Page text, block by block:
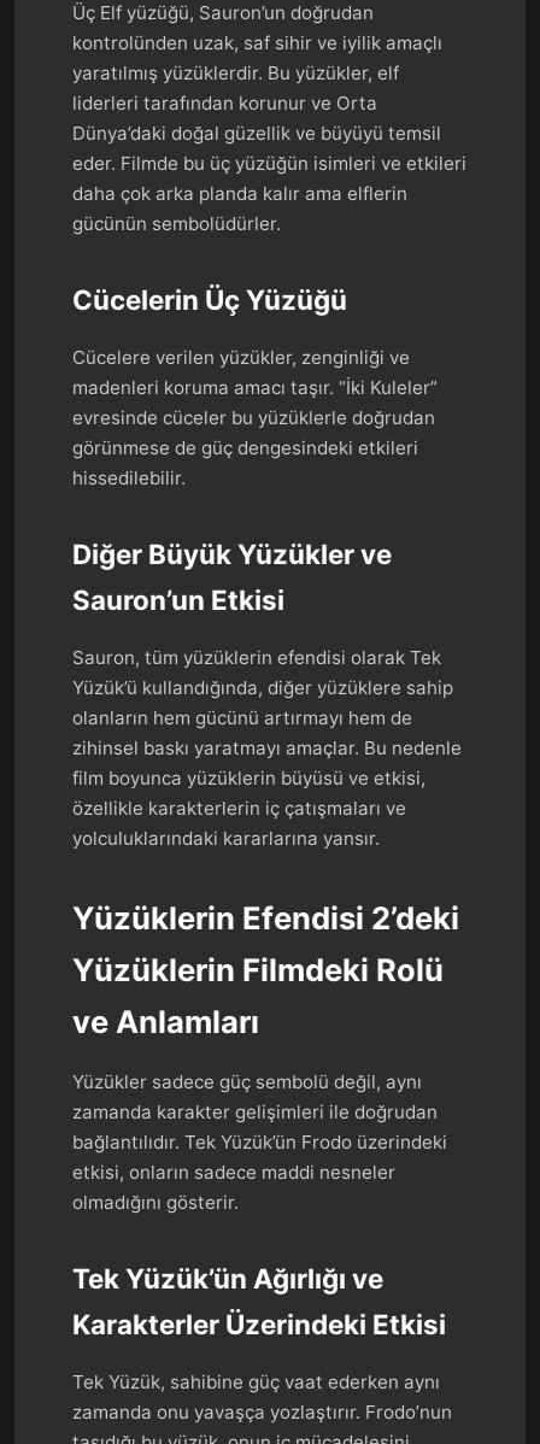
Üç Elf yüzüğü, Sauron’un doğrudan
kontrolünden uzak, saf sihir ve iyilik amaçlı
yaratılmış yüzüklerdir. Bu yüzükler, elf
liderleri tarafından korunur ve Orta
Dünya’daki doğal güzellik ve büyüyü temsil
eder. Filmde bu üç yüzüğün isimleri ve etkileri
daha çok arka planda kalır ama elflerin
gücünün sembolüdürler.
Cücelerin Üç Yüzüğü
Cücelere verilen yüzükler, zenginliği ve
madenleri koruma amacı taşır. “İki Kuleler”
evresinde cüceler bu yüzüklerle doğrudan
görünmese de güç dengesindeki etkileri
hissedilebilir.
Diğer Büyük Yüzükler ve
Sauron’un Etkisi
Sauron, tüm yüzüklerin efendisi olarak Tek
Yüzük’ü kullandığında, diğer yüzüklere sahip
olanların hem gücünü artırmayı hem de
zihinsel baskı yaratmayı amaçlar. Bu nedenle
film boyunca yüzüklerin büyüsü ve etkisi,
özellikle karakterlerin iç çatışmaları ve
yolculuklarındaki kararlarına yansır.
Yüzüklerin Efendisi 2’deki
Yüzüklerin Filmdeki Rolü
ve Anlamları
Yüzükler sadece güç sembolü değil, aynı
zamanda karakter gelişimleri ile doğrudan
bağlantılıdır. Tek Yüzük’ün Frodo üzerindeki
etkisi, onların sadece maddi nesneler
olmadığını gösterir.
Tek Yüzük’ün Ağırlığı ve
Karakterler Üzerindeki Etkisi
Tek Yüzük, sahibine güç vaat ederken aynı
zamanda onu yavaşça yozlaştırır. Frodo’nun